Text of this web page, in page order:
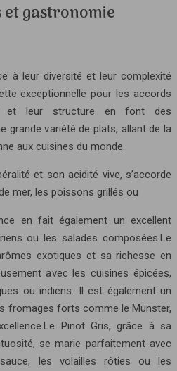
gastronomie
à leur diversité et leur complexité
exceptionnelle pour les accords
et leur structure en font des
grande variété de plats, allant de la
aux cuisines du monde.
et son acidité vive, s’accorde
mer, les poissons grillés ou
en fait également un excellent
ou les salades composées.Le
exotiques et sa richesse en
avec les cuisines épicées,
ou indiens. Il est également un
fromages forts comme le Munster,
Pinot Gris, grâce à sa
se marie parfaitement avec
les volailles rôties ou les